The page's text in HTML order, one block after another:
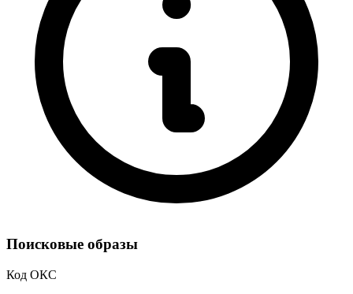
Поисковые образы
Код ОКС